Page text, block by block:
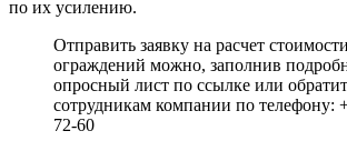
по их усилению.
Отправить заявку на расчет
ограждений можно, заполнив
опросный лист по ссылке или
сотрудникам компании по телефону:
72-60